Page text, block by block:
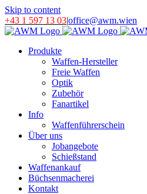
Skip to content
+43 1 597 13 03|office@awm.wien
Produkte
Waffen-Hersteller
Freie Waffen
Optik
Zubehör
Fanartikel
Info
Waffenführerschein
Über uns
Jobangebote
Schießstand
Waffenankauf
Büchsenmacherei
Kontakt